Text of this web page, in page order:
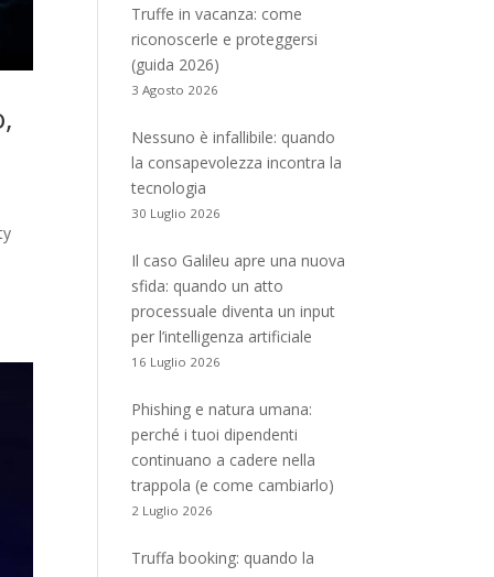
Truffe in vacanza: come
riconoscerle e proteggersi
(guida 2026)
3 Agosto 2026
Nessuno è infallibile: quando
la consapevolezza incontra la
tecnologia
30 Luglio 2026
Il caso Galileu apre una nuova
sfida: quando un atto
processuale diventa un input
per l’intelligenza artificiale
16 Luglio 2026
Phishing e natura umana:
perché i tuoi dipendenti
continuano a cadere nella
trappola (e come cambiarlo)
2 Luglio 2026
Truffa booking: quando la